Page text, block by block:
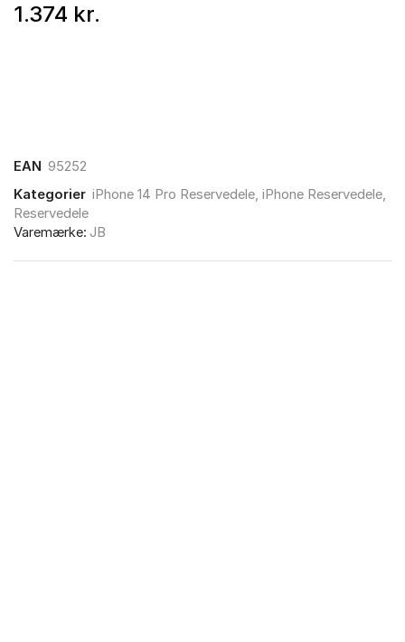
1.374 kr.
EAN 95252
Kategorier iPhone 14 Pro Reservedele iPhone Reservedele
Reservedele
Varemærke: JB